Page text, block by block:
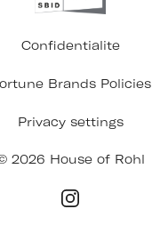
Confidentialite
Brands Policies
Privacy settings
2026 House of Rohl